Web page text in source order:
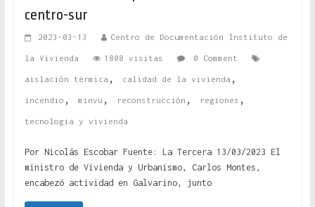
centro-sur
2023-03-13 Centro de Documentación Instituto de
la Vivienda 1808 visitas 0 Comment
aislación térmica , calidad de la vivienda ,
incendio , minvu , reconstrucción , regiones ,
tecnologia y vivienda
Por Nicolás Escobar Fuente: La Tercera 13/03/2023 El
ministro de Vivienda y Urbanismo, Carlos Montes,
encabezó actividad en Galvarino, junto